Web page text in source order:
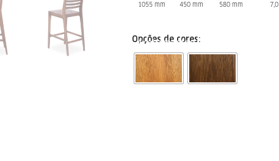
1055 mm 450 mm 580 mm 7,0
Opções de cores:
Acabamentos Enjoy New 2024